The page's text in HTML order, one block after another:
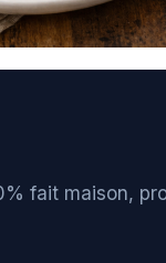
fait maison,